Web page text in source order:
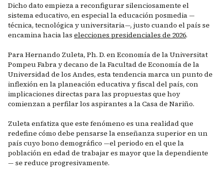
Dicho dato empieza a reconfigurar silenciosamente el
sistema educativo, en especial la educación posmedia —
técnica, tecnológica y universitaria—, justo cuando el país se
encamina hacia las elecciones presidenciales de 2026.
Para Hernando Zuleta, Ph. D. en Economía de la Universitat
Pompeu Fabra y decano de la Facultad de Economía de la
Universidad de los Andes, esta tendencia marca un punto de
inflexión en la planeación educativa y fiscal del país, con
implicaciones directas para las propuestas que hoy
comienzan a perfilar los aspirantes a la Casa de Nariño.
Zuleta enfatiza que este fenómeno es una realidad que
redefine cómo debe pensarse la enseñanza superior en un
país cuyo bono demográfico —el periodo en el que la
población en edad de trabajar es mayor que la dependiente
— se reduce progresivamente.